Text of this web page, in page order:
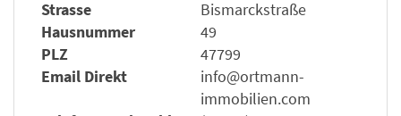
Strasse
Bismarckstraße
Hausnummer
49
PLZ
47799
Email Direkt
info@ortmann-
immobilien.com